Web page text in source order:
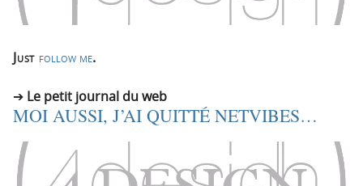
Just follow me.
Le petit journal du web
MOI AUSSI, J’AI QUITTÉ NETVIBES…